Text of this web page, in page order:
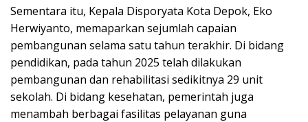
Sementara itu, Kepala Disporyata Kota Depok, Eko
Herwiyanto, memaparkan sejumlah capaian
pembangunan selama satu tahun terakhir. Di bidang
pendidikan, pada tahun 2025 telah dilakukan
pembangunan dan rehabilitasi sedikitnya 29 unit
sekolah. Di bidang kesehatan, pemerintah juga
menambah berbagai fasilitas pelayanan guna